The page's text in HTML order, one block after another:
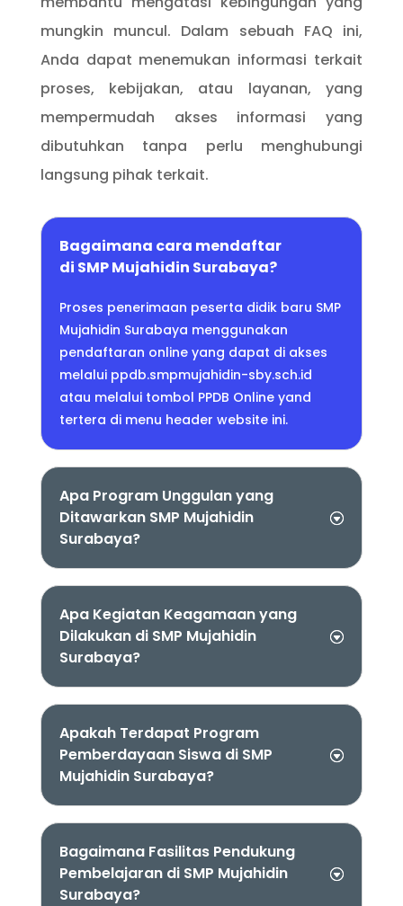
mungkin muncul. Dalam sebuah FAQ ini,
Anda dapat menemukan informasi terkait
proses, kebijakan, atau layanan, yang
mempermudah akses informasi yang
dibutuhkan tanpa perlu menghubungi
langsung pihak terkait.
Bagaimana cara mendaftar
di SMP Mujahidin Surabaya?
Proses penerimaan peserta didik baru SMP
Mujahidin Surabaya menggunakan
pendaftaran online yang dapat di akses
melalui ppdb.smpmujahidin-sby.sch.id
atau melalui tombol PPDB Online yand
tertera di menu header website ini.
Apa Program Unggulan yang
Ditawarkan SMP Mujahidin
Surabaya?
Apa Kegiatan Keagamaan yang
Dilakukan di SMP Mujahidin
Surabaya?
Apakah Terdapat Program
Pemberdayaan Siswa di SMP
Mujahidin Surabaya?
Bagaimana Fasilitas Pendukung
Pembelajaran di SMP Mujahidin
Surabaya?